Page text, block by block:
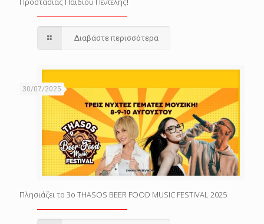
Διαβάστε περισσότερα
30/07/2025
Πλησιάζει το 3o THASOS BEER FOOD MUSIC FESTIVAL 2025